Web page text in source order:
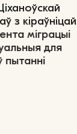
з кіраўніцай
міграцыі
для
пытанні